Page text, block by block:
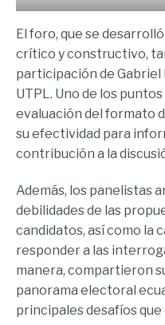
El foro, que se
crítico y constructivo,
participación de Gabriel
UTPL. Uno de los
evaluación del formato
su efectividad para
contribución a la
Además, los panelistas
debilidades de las
candidatos, así como la
responder a las
manera, compartieron
panorama electoral
principales desafíos